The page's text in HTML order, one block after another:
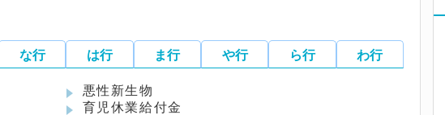
な行 は行 ま行 や行 ら行 わ行
悪性新生物
育児休業給付金